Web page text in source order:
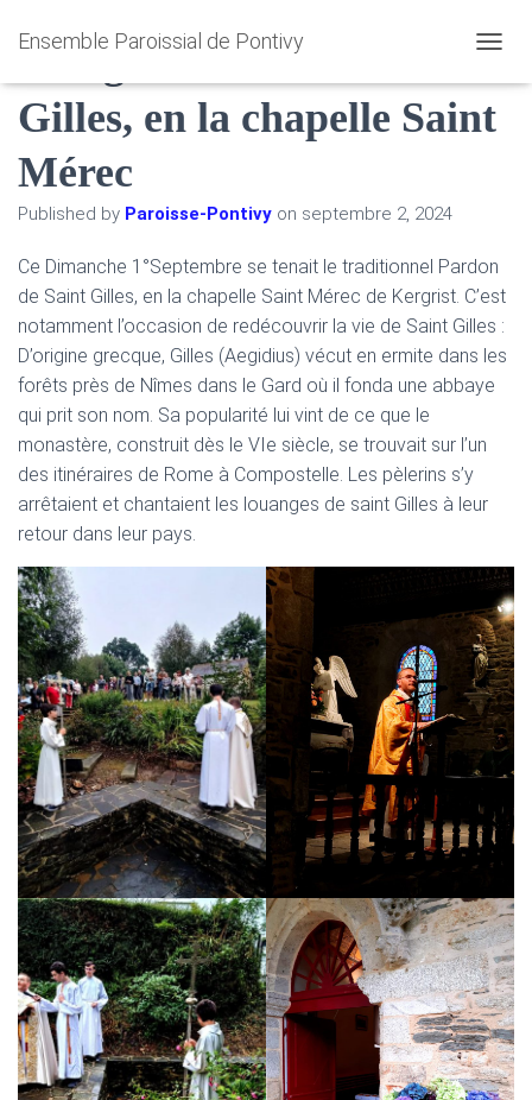
Ensemble Paroissial de Pontivy
U
V
R
R
E
R
L
O
N
[Kergrist] Pardon de Saint
Gilles, en la chapelle Saint
Mérec
Published by Paroisse-Pontivy on septembre 2, 2024
Ce Dimanche 1°Septembre se tenait le traditionnel Pardon
de Saint Gilles, en la chapelle Saint Mérec de Kergrist. C’est
notamment l’occasion de redécouvrir la vie de Saint Gilles :
D’origine grecque, Gilles (Aegidius) vécut en ermite dans les
forêts près de Nîmes dans le Gard où il fonda une abbaye
qui prit son nom. Sa popularité lui vint de ce que le
monastère, construit dès le VIe siècle, se trouvait sur l’un
des itinéraires de Rome à Compostelle. Les pèlerins s’y
arrêtaient et chantaient les louanges de saint Gilles à leur
retour dans leur pays.